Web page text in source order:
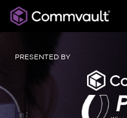
PRESENTED BY